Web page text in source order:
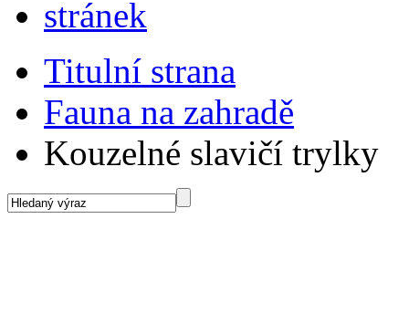
Titulní strana
Fauna na zahradě
Kouzelné slavičí trylky